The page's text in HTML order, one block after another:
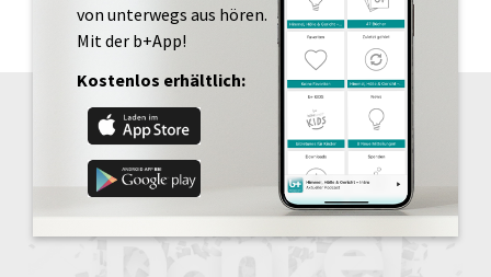
von unterwegs aus hören.
Mit der b+App!
Kostenlos erhältlich: